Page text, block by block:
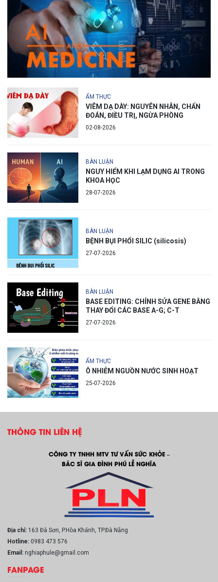
ẨM THỰC
VIÊM DẠ DÀY: NGUYÊN NHÂN, CHẨN
ĐOÁN, ĐIỀU TRỊ, NGỪA PHÒNG
02-08-2026
BÀN LUẬN
NGUY HIỂM KHI LẠM DỤNG AI TRONG
KHOA HỌC
28-07-2026
BÀN LUẬN
BỆNH BỤI PHỔI SILIC (silicosis)
27-07-2026
BÀN LUẬN
BASE EDITING: CHỈNH SỬA GENE BẰNG
THAY ĐỔI CÁC BASE A-G; C-T
27-07-2026
ẨM THỰC
Ô NHIỄM NGUỒN NƯỚC SINH HOẠT
25-07-2026
THÔNG TIN LIÊN HỆ
CÔNG TY TNHH MTV TƯ VẤN SỨC KHỎE –
BÁC SĨ GIA ĐÌNH PHÚ LỄ NGHĨA
Địa chỉ: 163 Đà Sơn, P.Hòa Khánh, TP.Đà Nẵng
Hotline: 0983 473 576
Email: nghiaphule@gmail.com
FANPAGE